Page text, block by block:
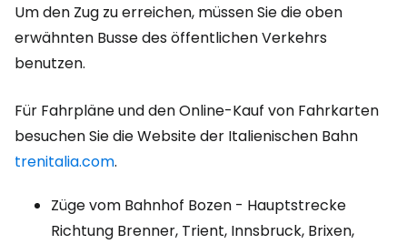
Um den Zug zu erreichen, müssen Sie die oben
erwähnten Busse des öffentlichen Verkehrs
benutzen.
Für Fahrpläne und den Online-Kauf von Fahrkarten
besuchen Sie die Website der Italienischen Bahn
trenitalia.com.
Züge vom Bahnhof Bozen - Hauptstrecke
Richtung Brenner, Trient, Innsbruck, Brixen,